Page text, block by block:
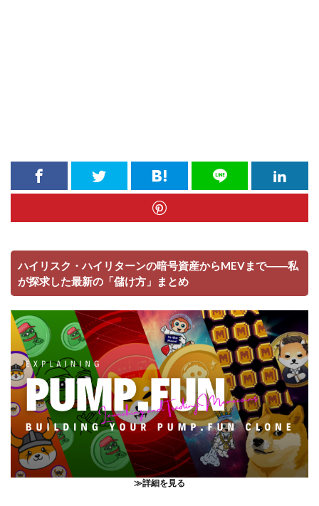
ハイリスク・ハイリターンの暗号資産からMEVまで――私
が探求した最新の「儲け方」まとめ
≫詳細を見る